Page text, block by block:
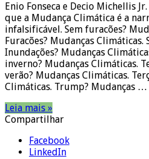
Enio Fonseca e Decio Michellis
que a Mudança Climática é a
infalsificável. Sem furacões?
Furacões? Mudanças Climáticas.
Inundações? Mudanças
inverno? Mudanças Climáticas.
verão? Mudanças Climáticas.
Climáticas. Trump? Mudanças …
Leia mais »
Compartilhar
Facebook
LinkedIn